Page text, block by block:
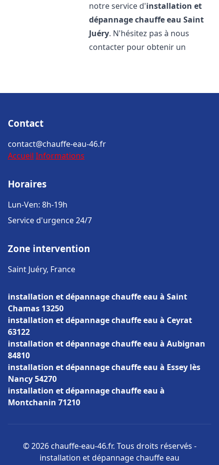
notre service d'installation et
dépannage chauffe eau Saint
Juéry. N'hésitez pas à nous
contacter pour obtenir un
Contact
contact@chauffe-eau-46.fr
Accueil Informations
Horaires
Lun-Ven: 8h-19h
Service d'urgence 24/7
Zone intervention
Saint Juéry, France
installation et dépannage chauffe eau à Saint
Chamas 13250
installation et dépannage chauffe eau à Ceyrat
63122
installation et dépannage chauffe eau à Aubignan
84810
installation et dépannage chauffe eau à Essey lès
Nancy 54270
installation et dépannage chauffe eau à
Montchanin 71210
© 2026 chauffe-eau-46.fr. Tous droits réservés -
installation et dépannage chauffe eau